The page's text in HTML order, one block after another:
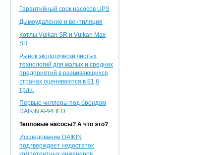
Гарантийный срок насосов UPS
Дымоудаление и вентиляция
Котлы Vulkan SR и Vulkan Max
SR
Рынок экологически чистых
технологий для малых и средних
предприятий в развивающихся
странах оцениваются в $1,6
трлн.
Первые чиллеры под брендом
DAIKIN APPLIED
Тепловые насосы? А что это?
Исследование DAIKIN
подтверждает недостаток